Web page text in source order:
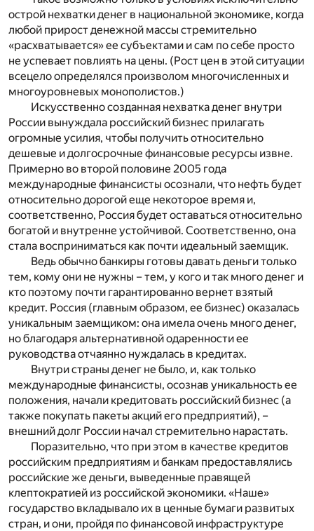
острой нехватки денег в национальной экономике, когда
любой прирост денежной массы стремительно
«расхватывается» ее субъектами и сам по себе просто
не успевает повлиять на цены. (Рост цен в этой ситуации
всецело определялся произволом многочисленных и
многоуровневых монополистов.)
Искусственно созданная нехватка денег внутри
России вынуждала российский бизнес прилагать
огромные усилия, чтобы получить относительно
дешевые и долгосрочные финансовые ресурсы извне.
Примерно во второй половине 2005 года
международные финансисты осознали, что нефть будет
относительно дорогой еще некоторое время и,
соответственно, Россия будет оставаться относительно
богатой и внутренне устойчивой. Соответственно, она
стала восприниматься как почти идеальный заемщик.
Ведь обычно банкиры готовы давать деньги только
тем, кому они не нужны – тем, у кого и так много денег и
кто поэтому почти гарантированно вернет взятый
кредит. Россия (главным образом, ее бизнес) оказалась
уникальным заемщиком: она имела очень много денег,
но благодаря альтернативной одаренности ее
руководства отчаянно нуждалась в кредитах.
Внутри страны денег не было, и, как только
международные финансисты, осознав уникальность ее
положения, начали кредитовать российский бизнес (а
также покупать пакеты акций его предприятий), –
внешний долг России начал стремительно нарастать.
Поразительно, что при этом в качестве кредитов
российским предприятиям и банкам предоставлялись
российские же деньги, выведенные правящей
клептократией из российской экономики. «Наше»
государство вкладывало их в ценные бумаги развитых
стран, и они, пройдя по финансовой инфраструктуре